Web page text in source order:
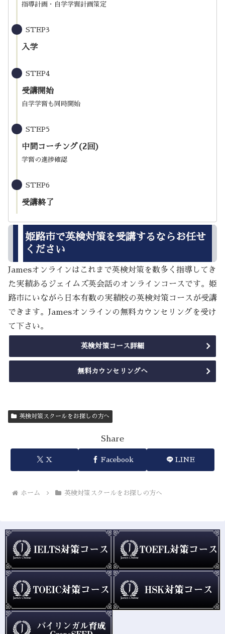
指導計画・自学学習計画策定
STEP3
入学
STEP4
受講開始
自学学習も同時開始
STEP5
中間コーチング(2回)
学習の進捗確認
STEP6
受講終了
姫路市で英検対策を受講するならお任せ
ください
Jamesオンラインはこれまで英検対策を数多く指導してき
た実績あるジェイムズ英会話のオンラインコースです。姫
路市にいながら日本有数の実績校の英検対策コースが受講
できます。Jamesオンラインの無料カウンセリングを受け
て下さい。
英検対策コース詳細
無料カウンセリングへ
英検対策スクールをお探しの方へ
Share
X Facebook LINE
ホーム 英検対策スクールをお探しの方へ